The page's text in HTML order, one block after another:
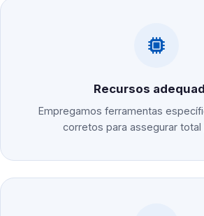
Recursos
Empregamos ferramentas
corretos para assegurar